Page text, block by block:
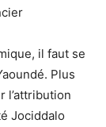
il faut se
Plus
l’attribution
Jociddalo